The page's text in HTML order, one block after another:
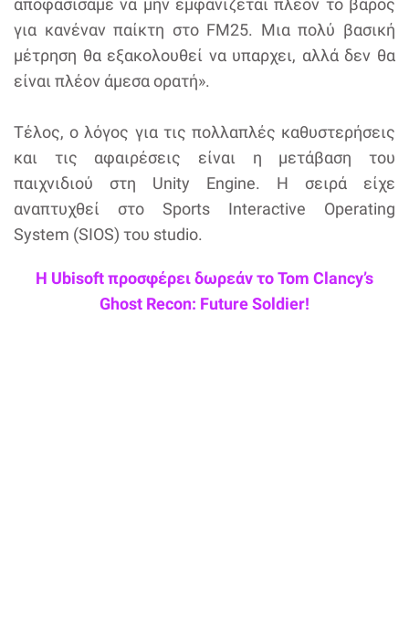
αποφασίσαμε να μην εμφανίζεται πλέον το βάρος
για κανέναν παίκτη στο FM25. Μια πολύ βασική
μέτρηση θα εξακολουθεί να υπαρχει, αλλά δεν θα
είναι πλέον άμεσα ορατή».
Τέλος, ο λόγος για τις πολλαπλές καθυστερήσεις
και τις αφαιρέσεις είναι η μετάβαση του
παιχνιδιού στη Unity Engine. Η σειρά είχε
αναπτυχθεί στο Sports Interactive Operating
System (SIOS) του studio.
Η Ubisoft προσφέρει δωρεάν το Tom Clancy’s
Ghost Recon: Future Soldier!